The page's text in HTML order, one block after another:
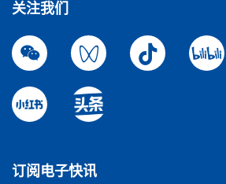
关注我们
订阅电子快讯